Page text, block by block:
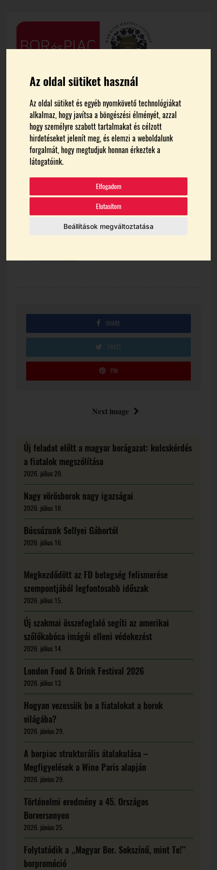
Az oldal sütiket használ
Az oldal sütiket és egyéb nyomkövető technológiákat
alkalmaz, hogy javítsa a böngészési élményét, azzal
hogy személyre szabott tartalmakat és célzott
hirdetéseket jelenít meg, és elemzi a weboldalunk
forgalmát, hogy megtudjuk honnan érkeztek a
látogatóink.
Elfogadom
Elutasítom
Beállítások megváltoztatása
FŐOLDAL MEDIA
V 2018
SHARE
TWEET
PIN
Next image
Új feladat előtt a magyar borágazat: kulcskérdés
a fiatalok megszólítása
2026. július 20.
Nagy vörösborok nagy igazságai
2026. július 18.
Búcsúzunk Sellyei Gábortól
2026. július 16.
Megkezdődött az FD betegség felismerése
szempontjából legfontosabb időszak
2026. július 15.
Új szakmai összefoglaló segíti az amerikai
szőlőkabóca imágói elleni védekezést
2026. július 14.
London Food & Drink Festival 2026
2026. július 13.
Hogyan vezessük be a fiatalokat a borok
világába?
2026. június 29.
A borpiac strukturális átalakulása –
Megfigyelések a Wine Paris alapján
2026. június 29.
Történelmi eredmény a 45. Országos
Borversenyen
2026. június 25.
Folytatódik a „Magyar Bor. Sokszínű, mint Te!”
borpromóció